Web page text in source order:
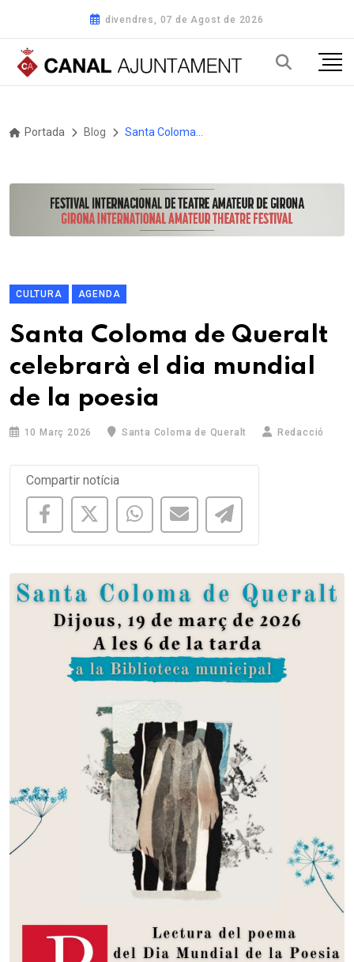
divendres, 07 de Agost de 2026
Portada Blog
CULTURA AGENDA
Santa Coloma de Queralt
celebrarà el dia mundial
de la poesia
10 Març 2026 Santa Coloma de Queralt Redacció
Compartir notícia